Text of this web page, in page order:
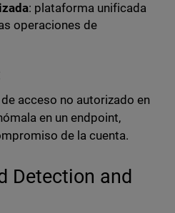
: plataforma unificada
operaciones de
acceso no autorizado en
en un endpoint,
de la cuenta.
Detection and